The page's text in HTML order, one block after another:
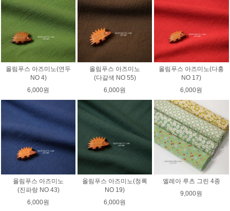
올림푸스 아즈미노(연두
NO 4)
6,000원
올림푸스 아즈미노
(다갈색 NO 55)
6,000원
올림푸스 아즈미노(다홍
NO 17)
6,000원
올림푸스 아즈미노
(진파랑 NO 43)
6,000원
올림푸스 아즈미노(청록
NO 19)
6,000원
엘레아 루츠 그린 4종
9,000원